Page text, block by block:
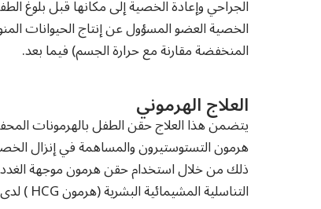
الخصية العضو المسؤول عن إنتاج الحيوانات
المنخفضة مقارنة مع حرارة الجسم) فيما بعد.
العلاج الهرموني
يتضمن هذا العلاج حقن الطفل بالهرمونات
هرمون التستوستيرون والمساهمة في إنزال
ذلك من خلال استخدام حقن هرمون موجهة الغدد
التناسلية المشيمائية البشرية (هرمون HCG ) لدى الطفل.